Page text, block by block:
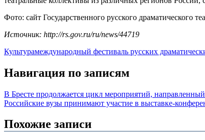
Фото: сайт Государственного русского драматического
Источник: http://rs.gov.ru/ru/news/44719
Культурамеждународный фестиваль русских
Навигация по записям
В Бресте продолжается цикл мероприятий,
Российские вузы принимают участие в выставке-
Похожие записи